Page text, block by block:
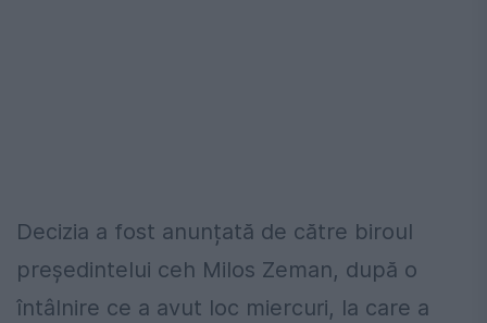
Decizia a fost anunțată de către biroul
președintelui ceh Milos Zeman, după o
întâlnire ce a avut loc miercuri, la care a